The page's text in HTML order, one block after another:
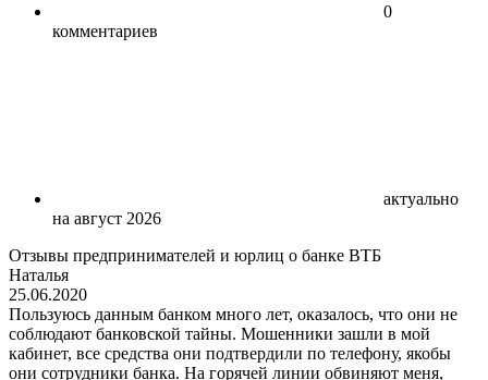
0
комментариев
актуально
на август 2026
Отзывы предпринимателей и юрлиц о банке ВТБ
Наталья
25.06.2020
Пользуюсь данным банком много лет, оказалось, что они не
соблюдают банковской тайны. Мошенники зашли в мой
кабинет, все средства они подтвердили по телефону, якобы
они сотрудники банка. На горячей линии обвиняют меня,